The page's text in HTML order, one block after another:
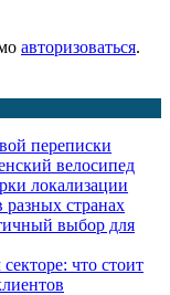
авторизоваться.
переписки
велосипед
локализации
разных странах
выбор для
что стоит